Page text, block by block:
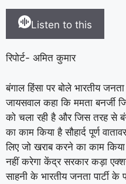
Listen to this
रिपोर्ट- अमित कुमार
बंगाल हिंसा पर बोले भारतीय जनता
जायसवाल कहा कि ममता बनर्जी
को चला रही है और जिस तरह से
का काम किया है सौहार्द पूर्ण
लिए जो खराब करने का काम
नहीं करेगा केंद्र सरकार कड़ा
साहनी के भारतीय जनता पार्टी